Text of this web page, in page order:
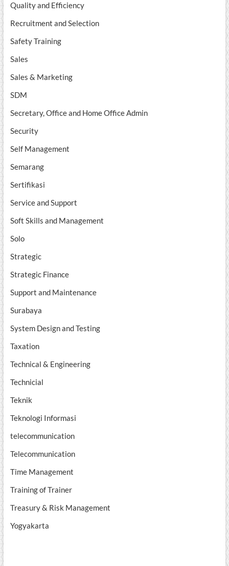
Quality and Efficiency
Recruitment and Selection
Safety Training
Sales
Sales & Marketing
SDM
Secretary, Office and Home Office Admin
Security
Self Management
Semarang
Sertifikasi
Service and Support
Soft Skills and Management
Solo
Strategic
Strategic Finance
Support and Maintenance
Surabaya
System Design and Testing
Taxation
Technical & Engineering
Technicial
Teknik
Teknologi Informasi
telecommunication
Telecommunication
Time Management
Training of Trainer
Treasury & Risk Management
Yogyakarta